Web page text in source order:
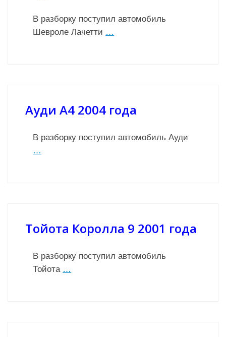
В разборку поступил автомобиль
Шевроле Лачетти …
Ауди А4 2004 года
В разборку поступил автомобиль Ауди
…
Тойота Королла 9 2001 года
В разборку поступил автомобиль
Тойота …